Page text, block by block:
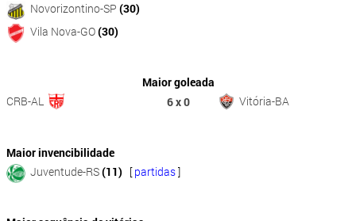
Novorizontino-SP (30)
Vila Nova-GO(30)
Maior goleada
CRB-AL
6 x 0 Vitória-BA
Maior invencibilidade
Juventude-RS(11) [partidas]